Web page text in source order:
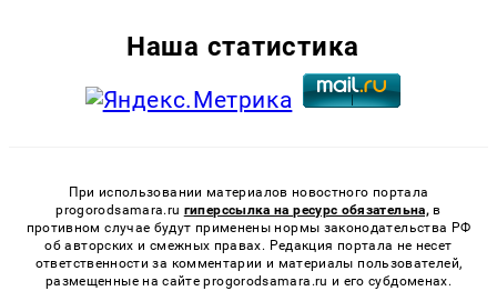
Наша статистика
При использовании материалов новостного портала
progorodsamara.ru гиперссылка на ресурс обязательна, в
противном случае будут применены нормы законодательства РФ
об авторских и смежных правах. Редакция портала не несет
ответственности за комментарии и материалы пользователей,
размещенные на сайте progorodsamara.ru и его субдоменах.